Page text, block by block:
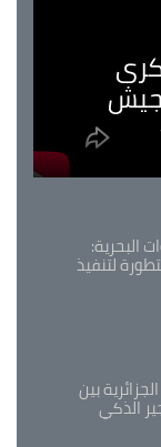
لتنفيذ
بين
الذكي